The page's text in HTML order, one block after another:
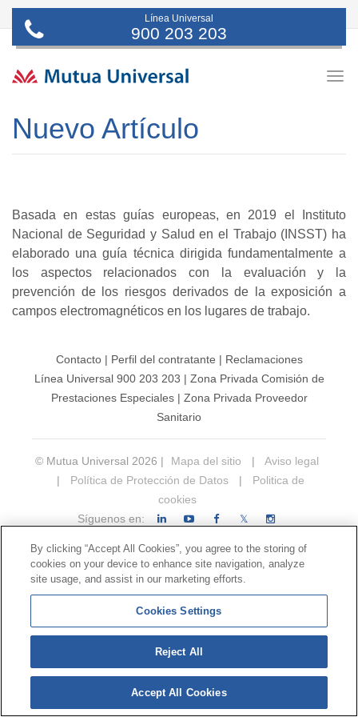
Línea Universal
900 203 203
Nuevo Artículo
Basada en estas guías europeas, en 2019 el Instituto
Nacional de Seguridad y Salud en el Trabajo (INSST) ha
elaborado una guía técnica dirigida fundamentalmente a
los aspectos relacionados con la evaluación y la
prevención de los riesgos derivados de la exposición a
campos electromagnéticos en los lugares de trabajo.
Contacto| Perfil del contratante | Reclamaciones
Línea Universal 900 203 203 | Zona Privada Comisión de
Prestaciones Especiales| Zona Privada Proveedor
Sanitario
© Mutua Universal 2026 | Mapa del sitio |
Aviso legal
|
Política de Protección de Datos |
Politica de
cookies
Síguenos en:
𝕏
By clicking “Accept All Cookies”, you agree to the storing of
cookies on your device to enhance site navigation, analyze
site usage, and assist in our marketing efforts.
Cookies Settings
Reject All
Accept All Cookies